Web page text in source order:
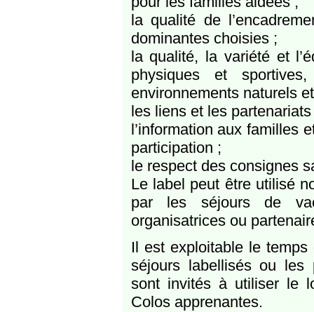
la qualité de
dominantes choisies ;
la qualité, la variété et
physiques et
environnements naturels
les liens et les
l’information aux familles
participation ;
le respect des consignes
Le label peut être utilisé
par les séjours de
organisatrices ou
Il est exploitable le
séjours labellisés ou les
sont invités à utiliser le
Colos apprenantes.